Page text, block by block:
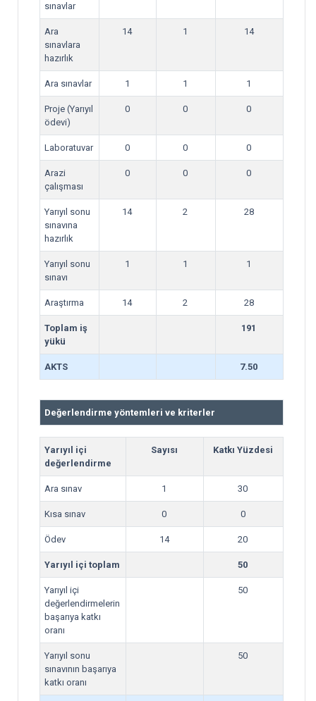
sınavlar
Ara
sınavlara
hazırlık
14 1 14
Ara sınavlar 1 1 1
Proje (Yarıyıl
ödevi)
0 0 0
Laboratuvar 0 0 0
Arazi
çalışması
0 0 0
Yarıyıl sonu
sınavına
hazırlık
14 2 28
Yarıyıl sonu
sınavı
1 1 1
Araştırma 14 2 28
Toplam iş
yükü
191
AKTS 7.50
Değerlendirme yöntemleri ve kriterler
Yarıyıl içi
değerlendirme
Sayısı Katkı Yüzdesi
Ara sınav 1 30
Kısa sınav 0 0
Ödev 14 20
Yarıyıl içi toplam 50
Yarıyıl içi
değerlendirmelerin
başarıya katkı
oranı
50
Yarıyıl sonu
sınavının başarıya
katkı oranı
50